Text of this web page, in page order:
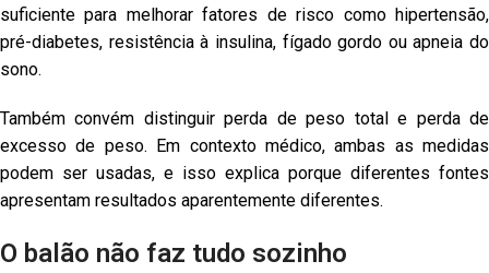
suficiente para melhorar fatores de risco como hipertensão,
pré-diabetes, resistência à insulina, fígado gordo ou apneia do
sono.
Também convém distinguir perda de peso total e perda de
excesso de peso. Em contexto médico, ambas as medidas
podem ser usadas, e isso explica porque diferentes fontes
apresentam resultados aparentemente diferentes.
O balão não faz tudo sozinho